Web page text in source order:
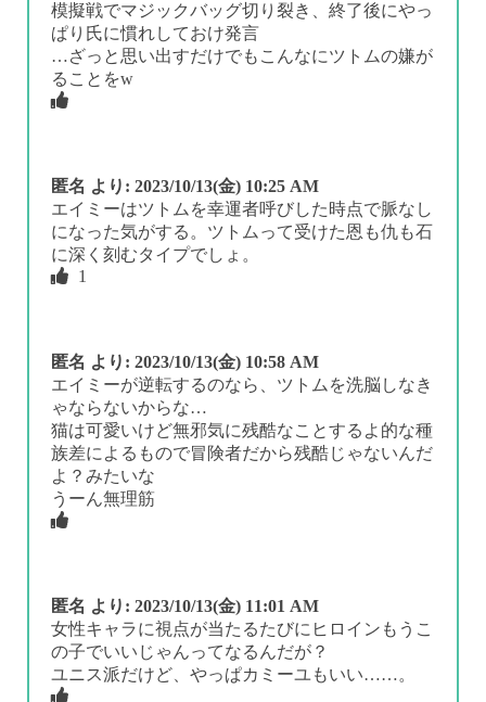
模擬戦でマジックバッグ切り裂き、終了後にやっ
ぱり氏に慣れしておけ発言
…ざっと思い出すだけでもこんなにツトムの嫌が
ることをw
匿名 より: 2023/10/13(金) 10:25 AM
エイミーはツトムを幸運者呼びした時点で脈なし
になった気がする。ツトムって受けた恩も仇も石
に深く刻むタイプでしょ。
1
匿名 より: 2023/10/13(金) 10:58 AM
エイミーが逆転するのなら、ツトムを洗脳しなき
ゃならないからな…
猫は可愛いけど無邪気に残酷なことするよ的な種
族差によるもので冒険者だから残酷じゃないんだ
よ？みたいな
うーん無理筋
匿名 より: 2023/10/13(金) 11:01 AM
女性キャラに視点が当たるたびにヒロインもうこ
の子でいいじゃんってなるんだが？
ユニス派だけど、やっぱカミーユもいい……。